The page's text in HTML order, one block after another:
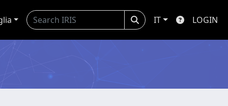
IT LOGIN